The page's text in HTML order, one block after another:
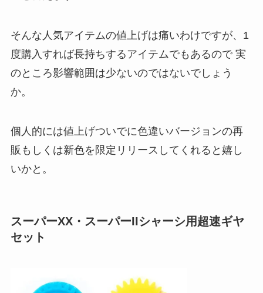
そんな人気アイテムの値上げは痛いわけですが、1
度購入すれば長持ちするアイテムでもあるので 実
のところ影響範囲は少ないのではないでしょう
か。
個人的には値上げついでに色違いバージョンの再
販もしくは新色を限定リリースしてくれると嬉し
いかと。
スーパーXX・スーパーIIシャーシ用超速ギヤ
セット